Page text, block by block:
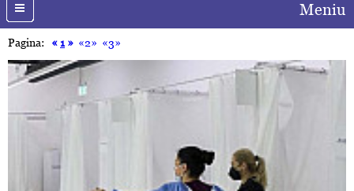
Meniu
Pagina: «1» «2» «3»